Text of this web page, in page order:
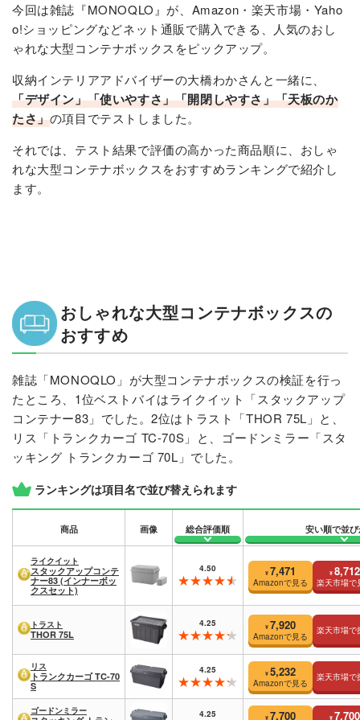
今回は雑誌『MONOQLO』が、Amazon・楽天市場・Yaho
o!ショッピングなどネット通販で購入できる、人気のおし
ゃれな大型コンテナボックスをピックアップ。
収納インテリアアドバイザーの大橋わかさんと一緒に、
「デザイン」「使いやすさ」「開閉しやすさ」「天板のか
たさ」の項目でテストしました。
それでは、テスト結果で評価の高かった商品順に、おしゃ
れな大型コンテナボックスをおすすめランキングで紹介し
ます。
おしゃれな大型コンテナボックスの
おすすめ
雑誌「MONOQLO」が大型コンテナボックスの検証を行っ
たところ、1位ベストバイはライクイット「スタックアップ
コンテナー83」でした。2位はトラスト「THOR 75L」と、
リス「トランクカーゴ TC-70S」と、ゴードンミラー「スタ
ッキング トランクカーゴ 70L」でした。
ランキングは項目名で並び替えられます
商品 画像 総合評価順 安い順で並
ライクイット
スタックアップコンテ
ナー83 (インナーボッ
クスセット)
4.50 ¥ 7,471
Amazonで見る
¥ 8,712
楽天市場で
トラスト
THOR 75L
4.25 ¥ 7,920
Amazonで見る
楽天市場で
リス
トランクカーゴ TC-70
S
4.25 ¥ 5,232
Amazonで見る
楽天市場で
ゴードンミラー 4.25 ¥ 7,700 ¥ 7,700